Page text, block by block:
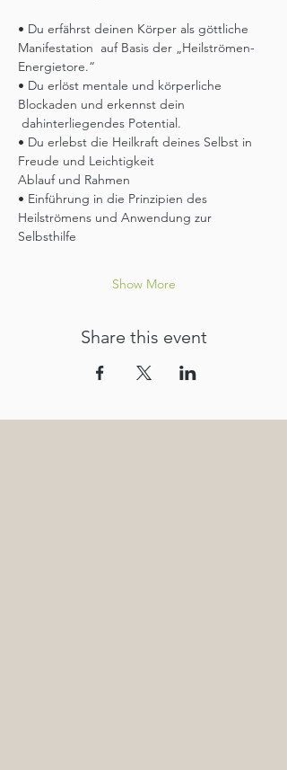
• Du erfährst deinen Körper als göttliche
Manifestation  auf Basis der „Heilströmen-
Energietore.“
• Du erlöst mentale und körperliche
Blockaden und erkennst dein
dahinterliegendes Potential.
• Du erlebst die Heilkraft deines Selbst in
Freude und Leichtigkeit
Ablauf und Rahmen
• Einführung in die Prinzipien des
Heilströmens und Anwendung zur
Selbsthilfe
Show More
Share this event